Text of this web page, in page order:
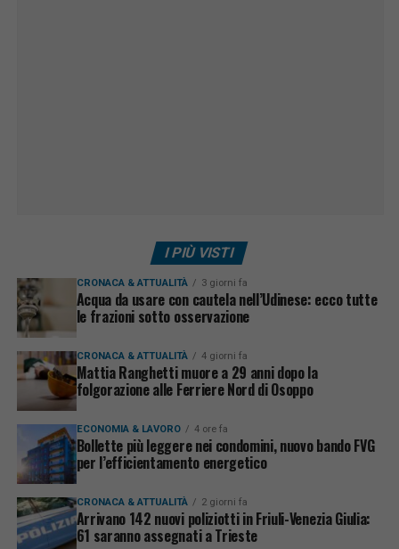
I PIÙ VISTI
CRONACA & ATTUALITÀ 3 giorni fa
Acqua da usare con cautela nell’Udinese: ecco tutte
le frazioni sotto osservazione
CRONACA & ATTUALITÀ 4 giorni fa
Mattia Ranghetti muore a 29 anni dopo la
folgorazione alle Ferriere Nord di Osoppo
ECONOMIA & LAVORO 4 ore fa
Bollette più leggere nei condomini, nuovo bando FVG
per l’efficientamento energetico
CRONACA & ATTUALITÀ 2 giorni fa
Arrivano 142 nuovi poliziotti in Friuli-Venezia Giulia:
61 saranno assegnati a Trieste